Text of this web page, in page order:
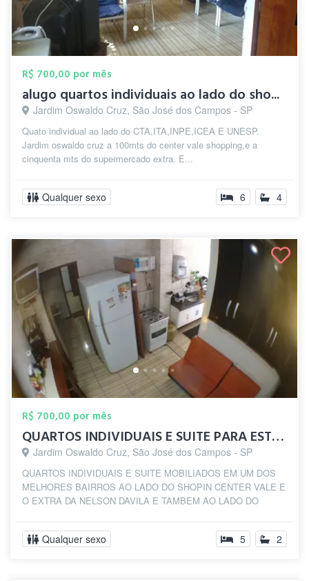
R$ 700,00 por mês
alugo quartos individuais ao lado do sho...
Jardim Oswaldo Cruz, São José dos Campos - SP
Quato individual ao lado do CTA,ITA,INPE,ICEA E UNESP.
Jardim oswaldo cruz a 100mts do center vale shopping,e a
cinquenta mts do supermercado extra. E...
Qualquer sexo 6 4
R$ 700,00 por mês
QUARTOS INDIVIDUAIS E SUITE PARA ESTUDAN...
Jardim Oswaldo Cruz, São José dos Campos - SP
QUARTOS INDIVIDUAIS E SUITE MOBILIADOS EM UM DOS
MELHORES BAIRROS AO LADO DO SHOPIN CENTER VALE E
O EXTRA DA NELSON DAVILA E TAMBEM AO LADO DO
Qualquer sexo 5 2